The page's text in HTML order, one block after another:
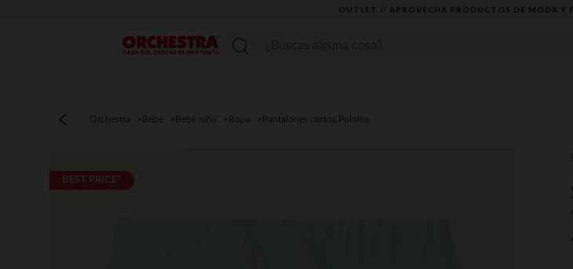
OUTLET // APROVECHA PRODUCTOS DE MODA Y
Menú
Orchestra Bebé Bebé niña Ropa Pantalones cortos,Pololos
BEST PRICE*